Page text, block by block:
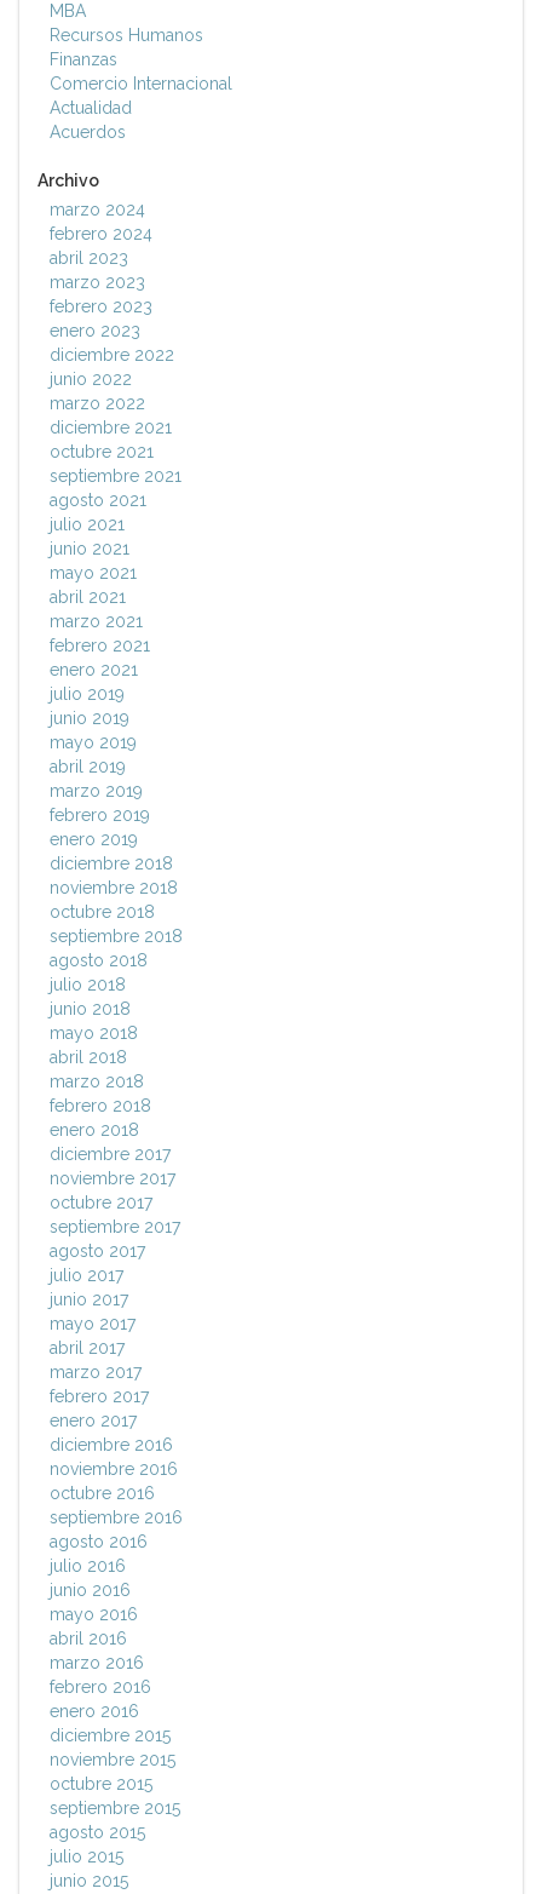
MBA
Recursos Humanos
Finanzas
Comercio Internacional
Actualidad
Acuerdos
Archivo
marzo 2024
febrero 2024
abril 2023
marzo 2023
febrero 2023
enero 2023
diciembre 2022
junio 2022
marzo 2022
diciembre 2021
octubre 2021
septiembre 2021
agosto 2021
julio 2021
junio 2021
mayo 2021
abril 2021
marzo 2021
febrero 2021
enero 2021
julio 2019
junio 2019
mayo 2019
abril 2019
marzo 2019
febrero 2019
enero 2019
diciembre 2018
noviembre 2018
octubre 2018
septiembre 2018
agosto 2018
julio 2018
junio 2018
mayo 2018
abril 2018
marzo 2018
febrero 2018
enero 2018
diciembre 2017
noviembre 2017
octubre 2017
septiembre 2017
agosto 2017
julio 2017
junio 2017
mayo 2017
abril 2017
marzo 2017
febrero 2017
enero 2017
diciembre 2016
noviembre 2016
octubre 2016
septiembre 2016
agosto 2016
julio 2016
junio 2016
mayo 2016
abril 2016
marzo 2016
febrero 2016
enero 2016
diciembre 2015
noviembre 2015
octubre 2015
septiembre 2015
agosto 2015
julio 2015
junio 2015